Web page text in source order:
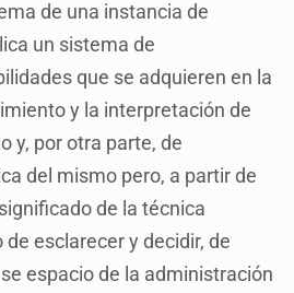
de una instancia de
un sistema de
que se adquieren en la
y la interpretación de
y, por otra parte, de
del mismo pero, a partir de
de la técnica
esclarecer y decidir, de
espacio de la administración